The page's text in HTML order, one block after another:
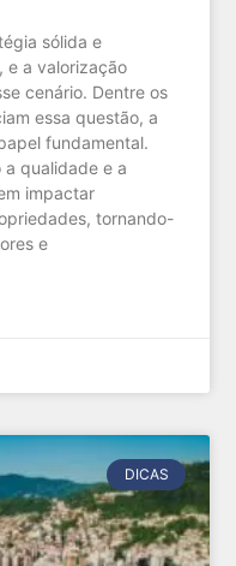
sólida e
e a valorização
cenário. Dentre os
essa questão, a
fundamental.
qualidade e a
impactar
tornando-
e
DICAS